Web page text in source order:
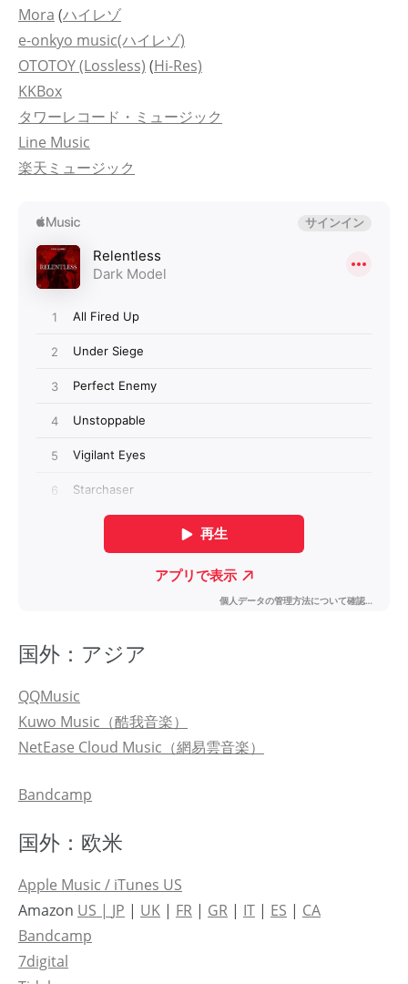
Mora (ハイレゾ
e-onkyo music(ハイレゾ)
OTOTOY (Lossless) (Hi-Res)
KKBox
タワーレコード・ミュージック
Line Music
楽天ミュージック
国外：アジア
QQMusic
Kuwo Music（酷我音楽）
NetEase Cloud Music（網易雲音楽）
Bandcamp
国外：欧米
Apple Music / iTunes US
Amazon US | JP | UK | FR | GR | IT | ES | CA
Bandcamp
7digital